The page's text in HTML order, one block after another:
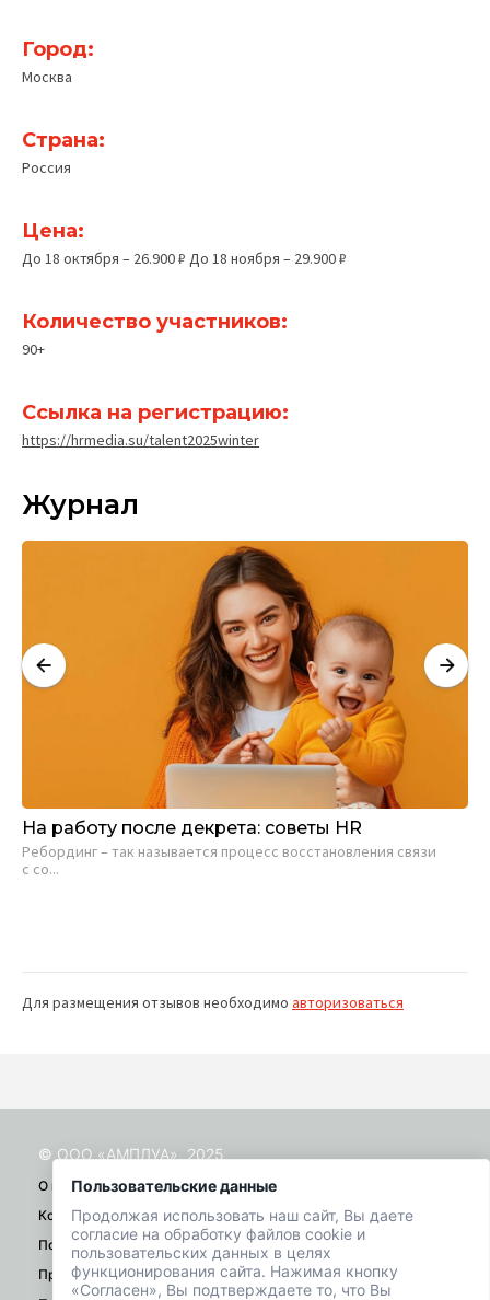
Город:
Москва
Страна:
Россия
Цена:
До 18 октября – 26.900 ₽ До 18 ноября – 29.900 ₽
Количество участников:
90+
Ссылка на регистрацию:
https://hrmedia.su/talent2025winter
Журнал
На работу после декрета: советы HR
Ребординг – так называется процесс восстановления связи
с со...
Для размещения отзывов необходимо авторизоваться
Пользовательские данные
Продолжая использовать наш сайт, Вы даете
согласие на обработку файлов cookie и
пользовательских данных в целях
функционирования сайта. Нажимая кнопку
«Согласен», Вы подтверждаете то, что Вы
© ООО «АМПЛУА», 2025
О проекте
Контакты
Помощь
Правила